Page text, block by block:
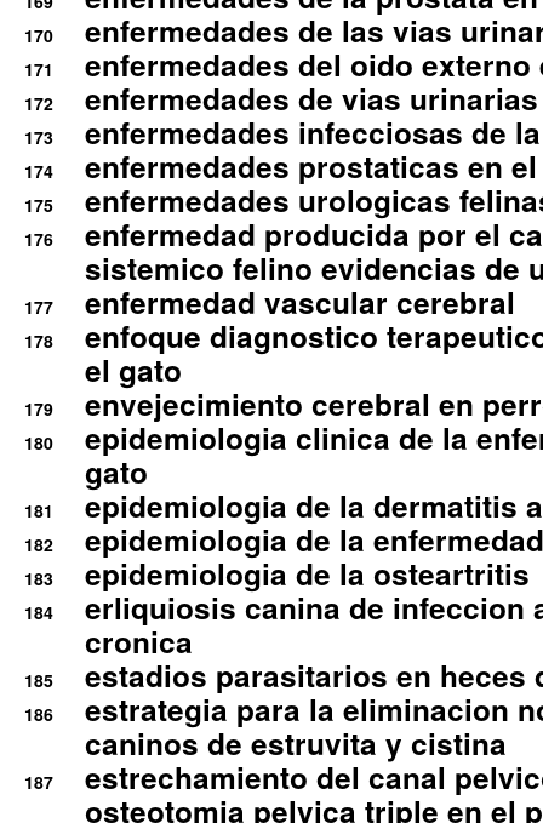
170 enfermedades de las vias
171 enfermedades del oido
172 enfermedades de vias
173 enfermedades infecciosas de
174 enfermedades prostaticas en
175 enfermedades urologicas
176
enfermedad producida por el
sistemico felino evidencias de
177 enfermedad vascular cerebral
178
enfoque diagnostico
el gato
179 envejecimiento cerebral en
180
epidemiologia clinica de la
gato
181 epidemiologia de la dermatitis
182 epidemiologia de la
183 epidemiologia de la osteartritis
184
erliquiosis canina de infeccion
cronica
185 estadios parasitarios en heces
186
estrategia para la eliminacion
caninos de estruvita y cistina
187
estrechamiento del canal
osteotomia pelvica triple en el